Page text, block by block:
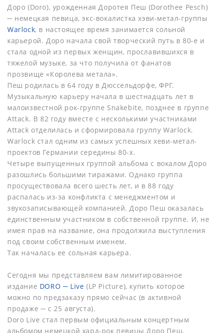
Доро (Doro), урожденная Доротея Пеш (Dorothee Pesch)
─ немецкая певица, экс-вокалистка хэви-метал-группы
Warlock, в настоящее время занимается сольной
карьерой. Доро начала свой творческий путь в 80-е и
стала одной из первых женщин, прославившихся в
тяжелой музыке, за что получила от фанатов
прозвище «Королева метала».
Пеш родилась в 64 году в Дюссельдорфе, ФРГ.
Музыкальную карьеру начала в шестнадцать лет в
малоизвестной рок-группе Snakebite, позднее в группе
Attack. В 82 году вместе с несколькими участниками
Attack отделилась и сформировала группу Warlock.
Warlock стал одним из самых успешных хеви-метал-
проектов Германии середины 80-х.
Четыре выпущенных группой альбома с вокалом Доро
разошлись большими тиражами. Однако группа
просуществовала всего шесть лет, и в 88 году
распалась из-за конфликта с менеджментом и
звукозаписывающей компанией. Доро Пеш оказалась
единственным участником в собственной группе. И, не
имея прав на название, она продолжила выступления
под своим собственным именем.
Так началась ее сольная карьера.
Сегодня мы представляем вам лимитированное
издание DORO ─ Live (LP Picture), купить которое
можно по предзаказу прямо сейчас (в активной
продаже ─ с 25 августа).
Doro Live стал первым официальным концертным
альбомом немецкой хард-рок певицы Доро Пеш,